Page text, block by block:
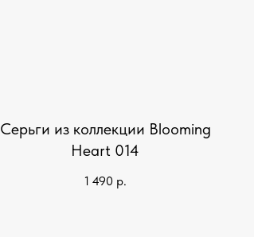
Серьги из коллекции Blooming
Heart 014
1 490 р.